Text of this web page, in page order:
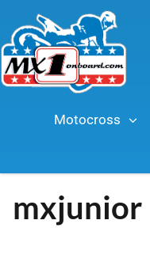
Motocross
mxjunior